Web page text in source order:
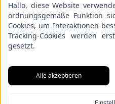
Hallo, diese Website
ordnungsgemäße Funktion
Cookies, um Interaktionen
Tracking-Cookies werden
gesetzt.
Alle akzeptieren